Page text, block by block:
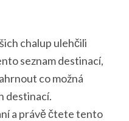
chalup ulehčili
seznam destinací,
co možná
destinací.
a právě čtete tento